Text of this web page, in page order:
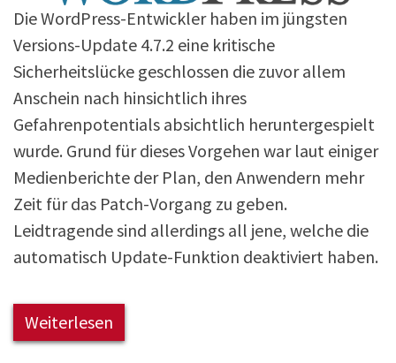
Die WordPress-Entwickler haben im jüngsten
Versions-Update 4.7.2 eine kritische
Sicherheitslücke geschlossen die zuvor allem
Anschein nach hinsichtlich ihres
Gefahrenpotentials absichtlich heruntergespielt
wurde. Grund für dieses Vorgehen war laut einiger
Medienberichte der Plan, den Anwendern mehr
Zeit für das Patch-Vorgang zu geben.
Leidtragende sind allerdings all jene, welche die
automatisch Update-Funktion deaktiviert haben.
Weiterlesen